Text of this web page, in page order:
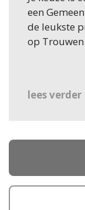
een
de leukste
op
lees verder